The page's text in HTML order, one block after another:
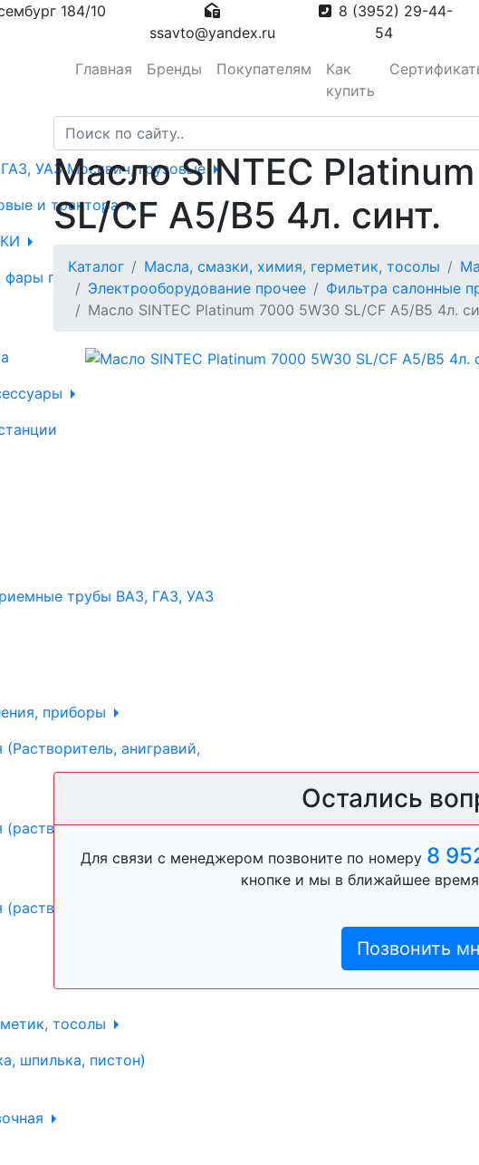
184/10
ssavto@yandex.ru
8 (3952) 29-44-
54
Главная Бренды Покупателям
Как
купить
УАЗ Москвич, грузовые
и трактора
противотуманные,
трубы ВАЗ, ГАЗ, УАЗ
приборы
анигравий,
анигравий,
антигравий,
тосолы
шпилька, пистон)
Масло SINTEC
SL/CF А5/В5 4л. синт.
Каталог Масла, смазки, химия, герметик, тосолы
Электрооборудование прочее
Фильтра салонные
Масло SINTEC Platinum 7000 5W30 SL/CF А5/В5 4л.
Остались
Для связи с менеджером позвоните по номеру 8
кнопке и мы в ближайшее
Позвонить